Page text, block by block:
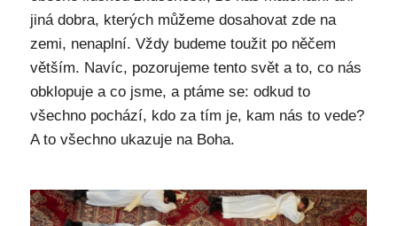
jiná dobra, kterých můžeme dosahovat zde na
zemi, nenaplní. Vždy budeme toužit po něčem
větším. Navíc, pozorujeme tento svět a to, co nás
obklopuje a co jsme, a ptáme se: odkud to
všechno pochází, kdo za tím je, kam nás to vede?
A to všechno ukazuje na Boha.